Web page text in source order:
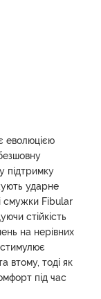
еволюцією
підтримку
ударне
смужки Fibular
стійкість
на нерівних
втому, тоді як
під час